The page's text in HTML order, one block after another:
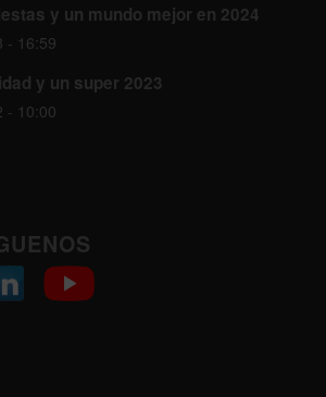
y un mundo mejor en 2024
- 16:59
y un super 2023
- 10:00